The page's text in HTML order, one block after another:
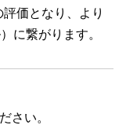
価となり、より
に繋がります。
さい。